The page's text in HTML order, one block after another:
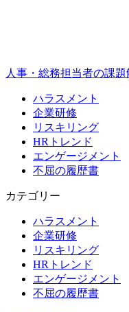
人事・総務担当者の課題
ハラスメント
企業研修
リスキリング
HRトレンド
エンゲージメント
不屈の履歴書
カテゴリー
ハラスメント
企業研修
リスキリング
HRトレンド
エンゲージメント
不屈の履歴書